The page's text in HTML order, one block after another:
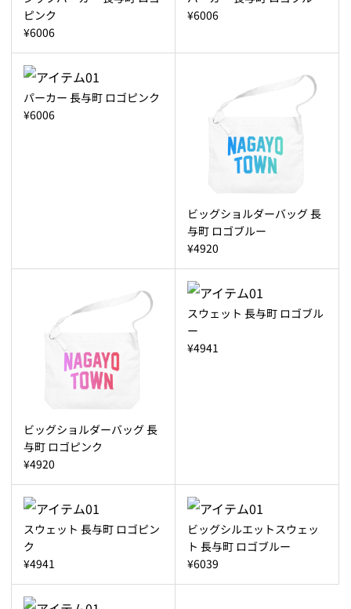
ピンク
¥6006
¥6006
パーカー 長与町 ロゴピンク
¥6006
ビッグショルダーバッグ 長
与町 ロゴブルー
¥4920
ビッグショルダーバッグ 長
与町 ロゴピンク
¥4920
スウェット 長与町 ロゴブル
ー
¥4941
スウェット 長与町 ロゴピン
ク
¥4941
ビッグシルエットスウェッ
ト 長与町 ロゴブルー
¥6039